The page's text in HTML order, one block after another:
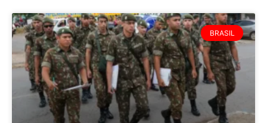
BRASIL